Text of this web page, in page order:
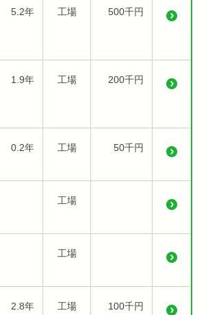
5.2年 工場 500千円
1.9年 工場 200千円
0.2年 工場 50千円
工場
工場
2.8年 工場 100千円